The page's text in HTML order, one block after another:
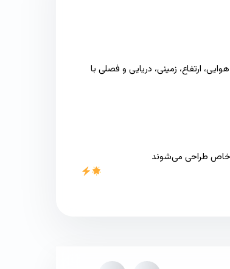
ارتفاع، زمینی، دریایی و فصلی با
خاص طراحی می‌شوند